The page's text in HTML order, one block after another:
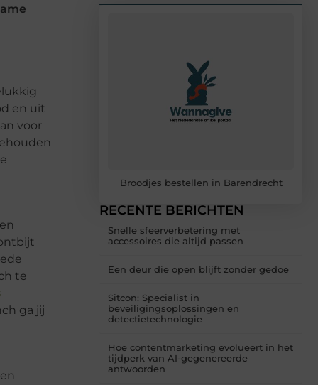
en uit
voor
te
ga jij
Broodjes bestellen in Barendrecht
RECENTE BERICHTEN
Snelle sfeerverbetering met
accessoires die altijd passen
Een deur die open blijft zonder gedoe
Sitcon: Specialist in
beveiligingsoplossingen en
detectietechnologie
Hoe contentmarketing evolueert in het
tijdperk van AI-gegenereerde
antwoorden